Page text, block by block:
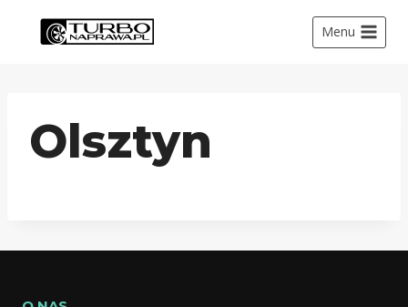
Menu
Olsztyn